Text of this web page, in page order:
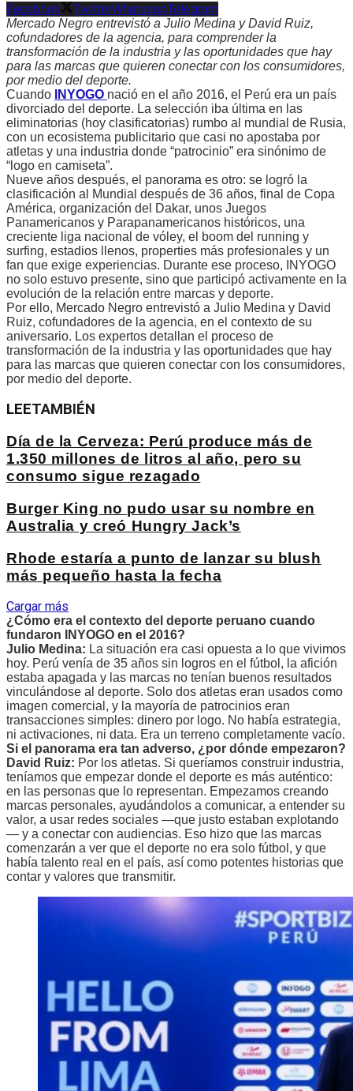
Facebook TwitterWhatsappTelegram
Mercado Negro entrevistó a Julio Medina y David Ruiz,
cofundadores de la agencia, para comprender la
transformación de la industria y las oportunidades que hay
para las marcas que quieren conectar con los consumidores,
por medio del deporte.
Cuando
INYOGO nació en el año 2016, el Perú era un país
divorciado del deporte. La selección iba última en las
eliminatorias (hoy clasificatorias) rumbo al mundial de Rusia,
con un ecosistema publicitario que casi no apostaba por
atletas y una industria donde “patrocinio” era sinónimo de
“logo en camiseta”.
Nueve años después, el panorama es otro: se logró la
clasificación al Mundial después de 36 años, final de Copa
América, organización del Dakar, unos Juegos
Panamericanos y Parapanamericanos históricos, una
creciente liga nacional de vóley, el boom del running y
surfing, estadios llenos, properties más profesionales y un
fan que exige experiencias. Durante ese proceso, INYOGO
no solo estuvo presente, sino que participó activamente en la
evolución de la relación entre marcas y deporte.
Por ello, Mercado Negro entrevistó a Julio Medina y David
Ruiz, cofundadores de la agencia, en el contexto de su
aniversario. Los expertos detallan el proceso de
transformación de la industria y las oportunidades que hay
para las marcas que quieren conectar con los consumidores,
por medio del deporte.
LEETAMBIÉN
Día de la Cerveza: Perú produce más de
1.350 millones de litros al año, pero su
consumo sigue rezagado
Burger King no pudo usar su nombre en
Australia y creó Hungry Jack’s
Rhode estaría a punto de lanzar su blush
más pequeño hasta la fecha
Cargar más
¿Cómo era el contexto del deporte peruano cuando
fundaron INYOGO en el 2016?
Julio Medina: La situación era casi opuesta a lo que vivimos
hoy. Perú venía de 35 años sin logros en el fútbol, la afición
estaba apagada y las marcas no tenían buenos resultados
vinculándose al deporte. Solo dos atletas eran usados como
imagen comercial, y la mayoría de patrocinios eran
transacciones simples: dinero por logo. No había estrategia,
ni activaciones, ni data. Era un terreno completamente vacío.
Si el panorama era tan adverso, ¿por dónde empezaron?
David Ruiz: Por los atletas. Si queríamos construir industria,
teníamos que empezar donde el deporte es más auténtico:
en las personas que lo representan. Empezamos creando
marcas personales, ayudándolos a comunicar, a entender su
valor, a usar redes sociales —que justo estaban explotando
— y a conectar con audiencias. Eso hizo que las marcas
comenzarán a ver que el deporte no era solo fútbol, y que
había talento real en el país, así como potentes historias que
contar y valores que transmitir.